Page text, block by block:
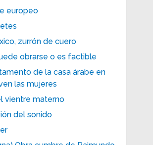
europeo
zurrón de cuero
obrarse o es factible
de la casa árabe en
las mujeres
vientre materno
del sonido